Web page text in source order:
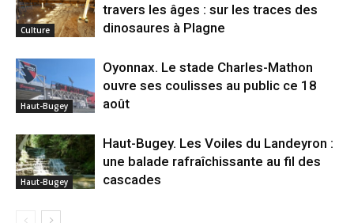
Culture
travers les âges : sur les traces des
dinosaures à Plagne
Haut-Bugey
Oyonnax. Le stade Charles-Mathon
ouvre ses coulisses au public ce 18
août
Haut-Bugey
Haut-Bugey. Les Voiles du Landeyron :
une balade rafraîchissante au fil des
cascades